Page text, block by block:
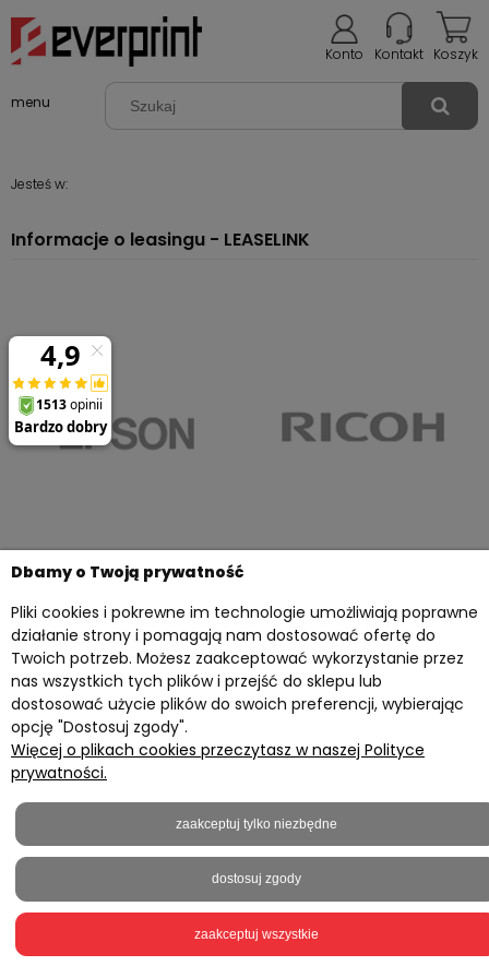
Koszyk
Kontakt
Konto
menu
Jesteś w:
Informacje o leasingu - LEASELINK
Twoje konto
Przydatne materiały
Informacje
Kontakt z nami
2023 © everprint.pl - Wszelkie prawa zastrzeżone
Sklep internetowy Shoper.pl
RealizacjaOnisoft
pokaż pełną wersję strony
Dbamy o Twoją prywatność
Pliki cookies i pokrewne im technologie umożliwiają poprawne
działanie strony i pomagają nam dostosować ofertę do
Twoich potrzeb. Możesz zaakceptować wykorzystanie przez
nas wszystkich tych plików i przejść do sklepu lub
dostosować użycie plików do swoich preferencji, wybierając
opcję "Dostosuj zgody".
Więcej o plikach cookies przeczytasz w naszej Polityce
prywatności.
zaakceptuj tylko niezbędne
dostosuj zgody
zaakceptuj wszystkie